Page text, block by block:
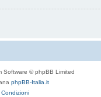
Software © phpBB Limited
phpBB-Italia.it
Condizioni